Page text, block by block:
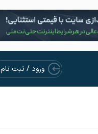
ورود / ثبت نام